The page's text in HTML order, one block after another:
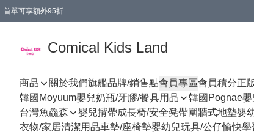
首單可享額外95折
Comical Kids Land
商品 關於我們旗艦品牌/銷售點會員專區會員積分正
韓國Moyuum嬰兒奶瓶/牙膠/餐具用品
韓國Pognae
台灣魚鱻森
嬰兒揹帶成長椅/安全凳帶圍牆式地墊嬰
衣物/家居清潔用品車墊/座椅墊嬰幼兒玩具/公仔愉快學